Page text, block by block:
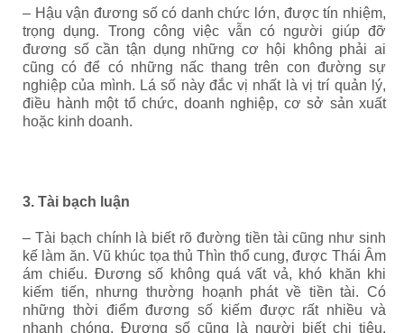
– Hậu vận đương số có danh chức lớn, được tín nhiệm,
trọng dụng. Trong công việc vẫn có người giúp đỡ
đương số cần tận dụng những cơ hội không phải ai
cũng có để có những nấc thang trên con đường sự
nghiệp của mình. Lá số này đắc vị nhất là vị trí quản lý,
điều hành một tổ chức, doanh nghiệp, cơ sở sản xuất
hoặc kinh doanh.
3. Tài bạch luận
– Tài bạch chính là biết rõ đường tiền tài cũng như sinh
kế làm ăn. Vũ khúc tọa thủ Thìn thổ cung, được Thái Âm
ám chiếu. Đương số không quá vất vả, khó khăn khi
kiếm tiến, nhưng thường hoạnh phát về tiền tài. Có
những thời điểm đương số kiếm được rất nhiều và
nhanh chóng. Đương số cũng là người biết chi tiêu,